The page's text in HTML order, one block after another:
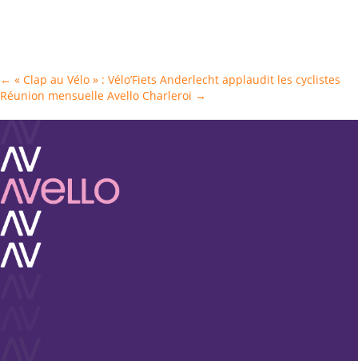
Posts
← « Clap au Vélo » : Vélo’Fiets Anderlecht applaudit les cyclistes
Réunion mensuelle Avello Charleroi →